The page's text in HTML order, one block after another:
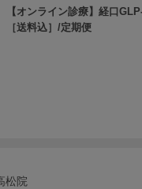
【オンライン診療】経口
［送料込］/定期便
松院